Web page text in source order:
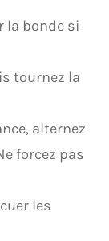
la bonde si
tournez la
alternez
forcez pas
les